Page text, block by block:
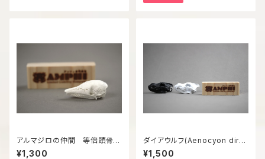
アルマジロの仲間 等倍頭骨模
型
¥1,300
ダイアウルフ(Aenocyon diru
s) 復元頭骨模型6㎝サイズ
¥1,500